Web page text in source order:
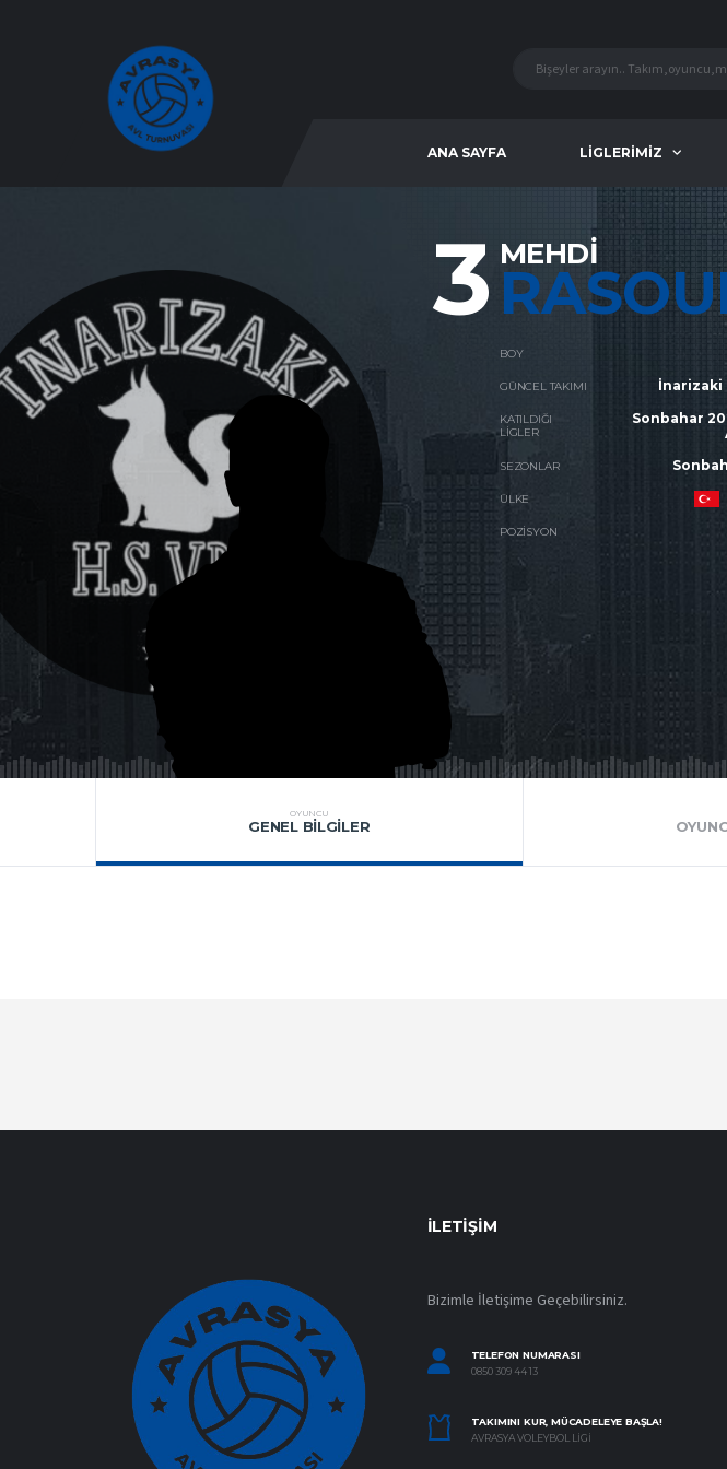
ANA SAYFA LIGLERIMIZ
3 MEHDI
BOY
GÜNCEL TAKIMI İnarizaki
KATILDIĞI
LIGLER
Sonbahar
SEZONLAR
ÜLKE
POZISYON
OYUNCU
GENEL BILGILER
İLETIŞIM
Bizimle İletişime Geçebilirsiniz.
TELEFON NUMARASI
0850 309 44 13
TAKIMINI KUR, MÜCADELEYE BAŞLA!
AVRASYA VOLEYBOL LIGI